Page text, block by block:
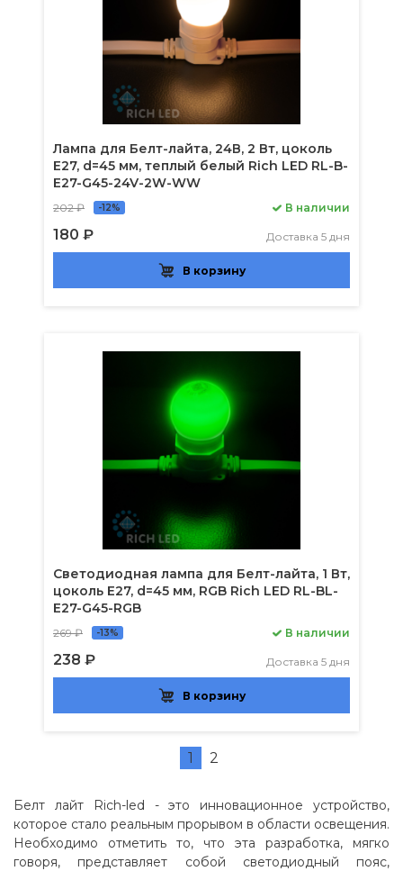
Лампа для Белт-лайта, 24В, 2 Вт, цоколь
Е27, d=45 мм, теплый белый Rich LED RL-B-
E27-G45-24V-2W-WW
202 ₽ -12%
180 ₽
В наличии
Доставка 5 дня
В корзину
Светодиодная лампа для Белт-лайта, 1 Вт,
цоколь Е27, d=45 мм, RGB Rich LED RL-BL-
E27-G45-RGB
269 ₽ -13%
238 ₽
В наличии
Доставка 5 дня
В корзину
1 2
Белт лайт Rich-led - это инновационное устройство,
которое стало реальным прорывом в области освещения.
Необходимо отметить то, что эта разработка, мягко
говоря, представляет собой светодиодный пояс,